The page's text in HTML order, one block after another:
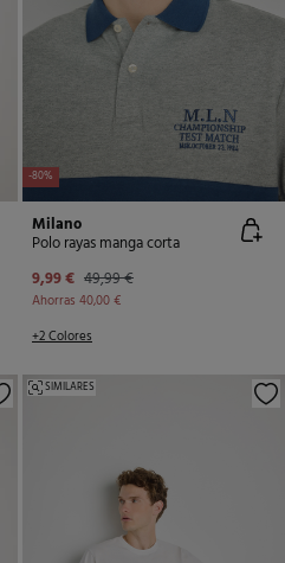
-80%
Milano
Polo rayas manga corta
9,99 € 49,99 €
Ahorras 40,00 €
+2 Colores
SIMILARES